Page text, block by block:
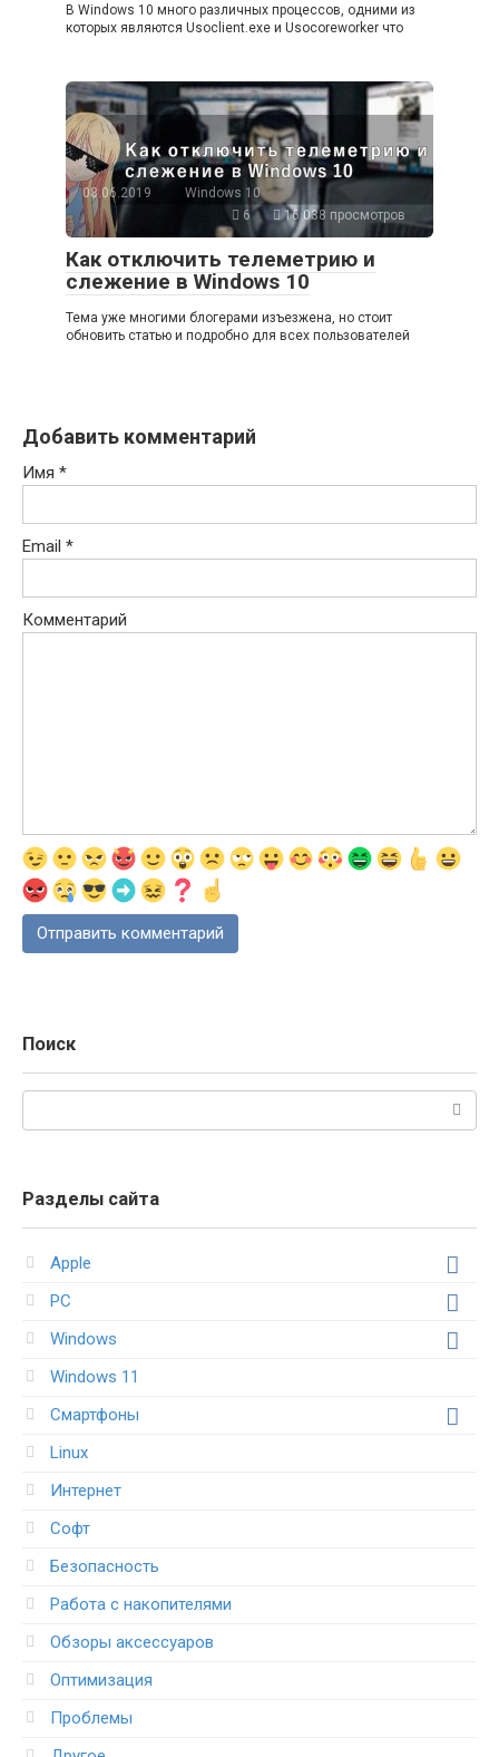
В Windows 10 много различных процессов, одними из
которых являются Usoclient.exe и Usocoreworker что
08.06.2019
Windows 10
6
16 038 просмотров
Как отключить телеметрию и
слежение в Windows 10
Тема уже многими блогерами изъезжена, но стоит
обновить статью и подробно для всех пользователей
Добавить комментарий
Имя *
Email *
Комментарий
Поиск
Разделы сайта
Apple
PC
Windows
Windows 11
Смартфоны
Linux
Интернет
Софт
Безопасность
Работа с накопителями
Обзоры аксессуаров
Оптимизация
Проблемы